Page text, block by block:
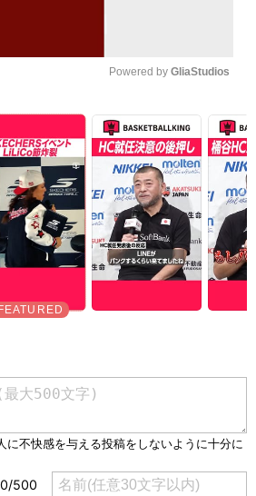
Powered by GliaStudios